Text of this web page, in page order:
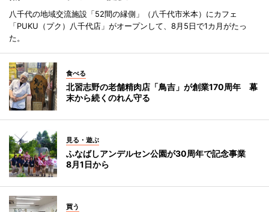
八千代の地域交流施設「52間の縁側」（八千代市米本）にカフェ
「PUKU（プク）八千代店」がオープンして、8月5日で1カ月がたっ
た。
食べる
北習志野の老舗精肉店「鳥吉」が創業170周年 幕
末から続くのれん守る
見る・遊ぶ
ふなばしアンデルセン公園が30周年で記念事業
8月1日から
買う